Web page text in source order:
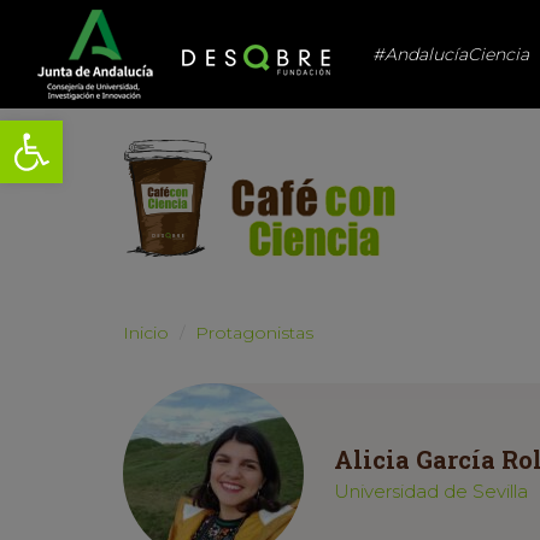
Abrir barra de herramientas
#AndalucíaCiencia
Inicio Protagonistas
Alicia García
Universidad de Sevilla